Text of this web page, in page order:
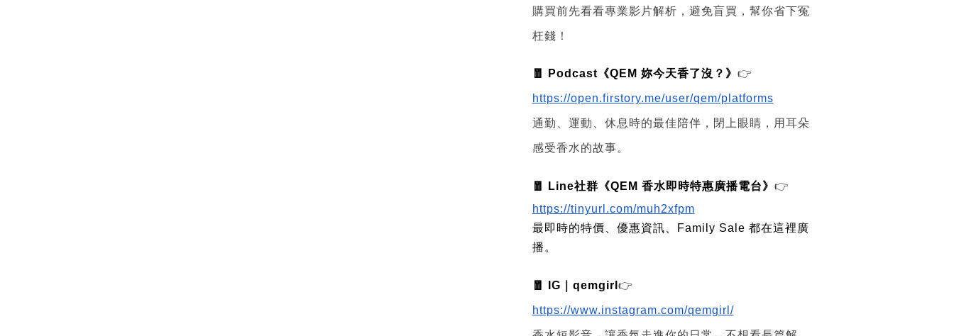
購買前先看看專業影片解析，避免盲買，幫你省下冤
枉錢！
🧧 Podcast《QEM 妳今天香了沒？》 👉
https://open.firstory.me/user/qem/platforms
通勤、運動、休息時的最佳陪伴，閉上眼睛，用耳朵
感受香水的故事。
🧧 Line社群《QEM 香水即時特惠廣播電台》 👉
https://tinyurl.com/muh2xfpm
最即時的特價、優惠資訊、Family Sale 都在這裡廣
播。
🧧 IG｜qemgirl 👉
https://www.instagram.com/qemgirl/